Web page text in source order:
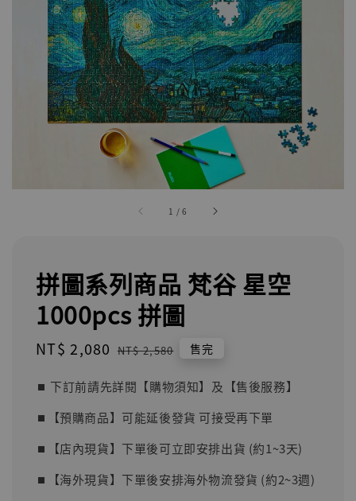
1 /6
拼圖系列商品 梵谷 星空
1000pcs 拼圖
Sale
NT$ 2,080 Regular
NT$ 2,580 售完
⏹︎ 下訂前請先詳閱【購物須知】及【售後服務】
⏹︎【預購商品】可能延後發貨 可接受再下單
⏹︎【店內現貨】下單後可立即安排出貨 (約1~3天)
⏹︎【海外現貨】下單後安排海外物流發貨 (約2~3週)